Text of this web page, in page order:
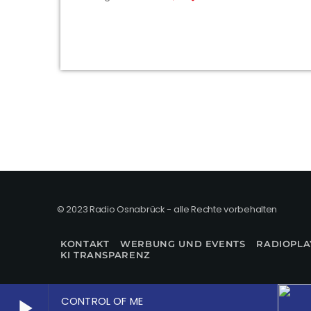
CONTROL OF ME
© 2023 Radio Osnabrück - alle Rechte vorbehalten
KONTAKT WERBUNG UND EVENTS
KI TRANSPARENZ